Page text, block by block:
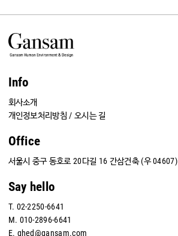
Info
회사소개
개인정보처리방침 /오시는 길
Office
서울시 중구 동호로 20다길 16 간삼건축 (우 04607)
Say hello
T. 02-2250-6641
M. 010-2896-6641
E. ghed@gansam.com